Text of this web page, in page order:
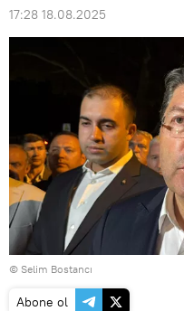
17:28 18.08.2025
© Selim Bostancı
Abone ol